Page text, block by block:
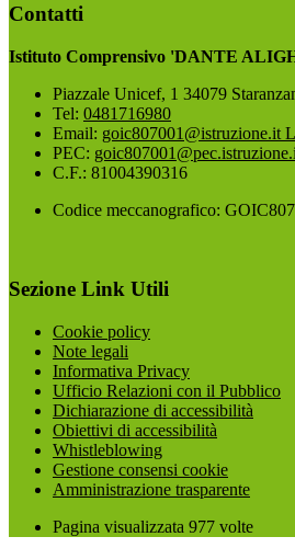
Contatti
Istituto Comprensivo 'DANTE
Piazzale Unicef, 1 34079
Tel: 0481716980
Email: goic807001@istruzione.it
PEC:
C.F.: 81004390316
Codice meccanografico:
Sezione Link Utili
Cookie policy
Note legali
Informativa Privacy
Ufficio Relazioni con il Pubblico
Dichiarazione di accessibilità
Obiettivi di accessibilità
Whistleblowing
Gestione consensi cookie
Amministrazione trasparente
Pagina visualizzata 977 volte